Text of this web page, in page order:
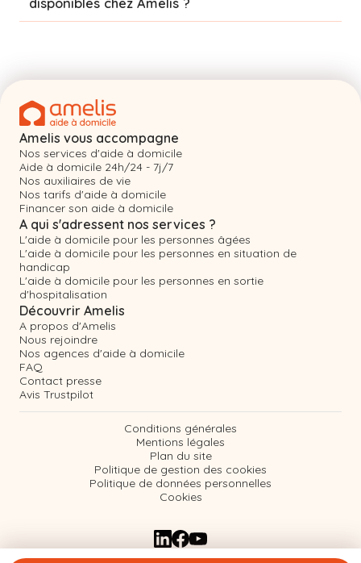
disponibles chez Amelis ?
Amelis vous accompagne
Nos services d'aide à domicile
Aide à domicile 24h/24 - 7j/7
Nos auxiliaires de vie
Nos tarifs d'aide à domicile
Financer son aide à domicile
A qui s'adressent nos services ?
L'aide à domicile pour les personnes âgées
L'aide à domicile pour les personnes en situation de
handicap
L'aide à domicile pour les personnes en sortie
d'hospitalisation
Découvrir Amelis
A propos d'Amelis
Nous rejoindre
Nos agences d'aide à domicile
FAQ
Contact presse
Avis Trustpilot
Conditions générales
Mentions légales
Plan du site
Politique de gestion des cookies
Politique de données personnelles
Cookies